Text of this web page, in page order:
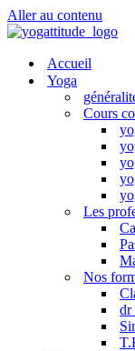
Aller au contenu
Accueil
Yoga
Cours
Les
Nos
dr